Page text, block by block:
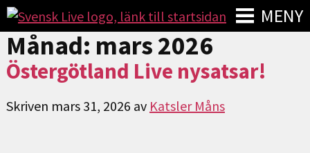
MENY
Månad: mars 2026
Östergötland Live nysatsar!
Skriven mars 31, 2026 av Katsler Måns